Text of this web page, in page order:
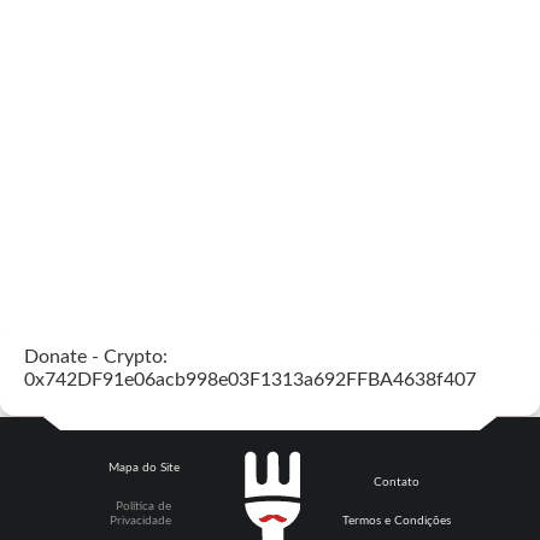
Donate - Crypto:
0x742DF91e06acb998e03F1313a692FFBA4638f407
Mapa do Site
Política de
Privacidade
Contato
Termos e Condições